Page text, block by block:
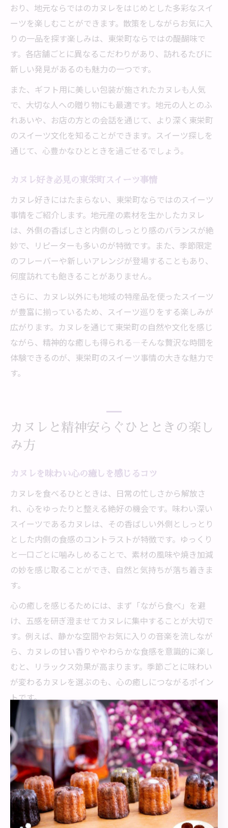
おり、地元ならではのカヌレをはじめとした多彩なスイ
ーツを楽しむことができます。散策をしながらお気に入
りの一品を探す楽しみは、東栄町ならではの醍醐味で
す。各店舗ごとに異なるこだわりがあり、訪れるたびに
新しい発見があるのも魅力の一つです。
また、ギフト用に美しい包装が施されたカヌレも人気
で、大切な人への贈り物にも最適です。地元の人とのふ
れあいや、お店の方との会話を通じて、より深く東栄町
のスイーツ文化を知ることができます。スイーツ探しを
通じて、心豊かなひとときを過ごせるでしょう。
カヌレ好き必見の東栄町スイーツ事情
カヌレ好きにはたまらない、東栄町ならではのスイーツ
事情をご紹介します。地元産の素材を生かしたカヌレ
は、外側の香ばしさと内側のしっとり感のバランスが絶
妙で、リピーターも多いのが特徴です。また、季節限定
のフレーバーや新しいアレンジが登場することもあり、
何度訪れても飽きることがありません。
さらに、カヌレ以外にも地域の特産品を使ったスイーツ
が豊富に揃っているため、スイーツ巡りをする楽しみが
広がります。カヌレを通じて東栄町の自然や文化を感じ
ながら、精神的な癒しも得られる―そんな贅沢な時間を
体験できるのが、東栄町のスイーツ事情の大きな魅力で
す。
カヌレと精神安らぐひとときの楽し
み方
カヌレを味わい心の癒しを感じるコツ
カヌレを食べるひとときは、日常の忙しさから解放さ
れ、心をゆったりと整える絶好の機会です。味わい深い
スイーツであるカヌレは、その香ばしい外側としっとり
とした内側の食感のコントラストが特徴です。ゆっくり
と一口ごとに噛みしめることで、素材の風味や焼き加減
の妙を感じ取ることができ、自然と気持ちが落ち着きま
す。
心の癒しを感じるためには、まず「ながら食べ」を避
け、五感を研ぎ澄ませてカヌレに集中することが大切で
す。例えば、静かな空間やお気に入りの音楽を流しなが
ら、カヌレの甘い香りややわらかな食感を意識的に楽し
むと、リラックス効果が高まります。季節ごとに味わい
が変わるカヌレを選ぶのも、心の癒しにつながるポイン
トです。
精神を穏やかにするスイーツタイムの過ごし方
スイーツタイムを精神的な癒しの時間にするためには、
環境づくりが重要です。愛知県北設楽郡東栄町の自然豊
かな風景の中でカヌレを楽しむと、視覚や嗅覚も刺激さ
れ、心が落ち着きやすくなります。カヌレをゆっくり味
わいながら、深呼吸を繰り返すことで、日々のストレス
を和らげる効果が期待できます。